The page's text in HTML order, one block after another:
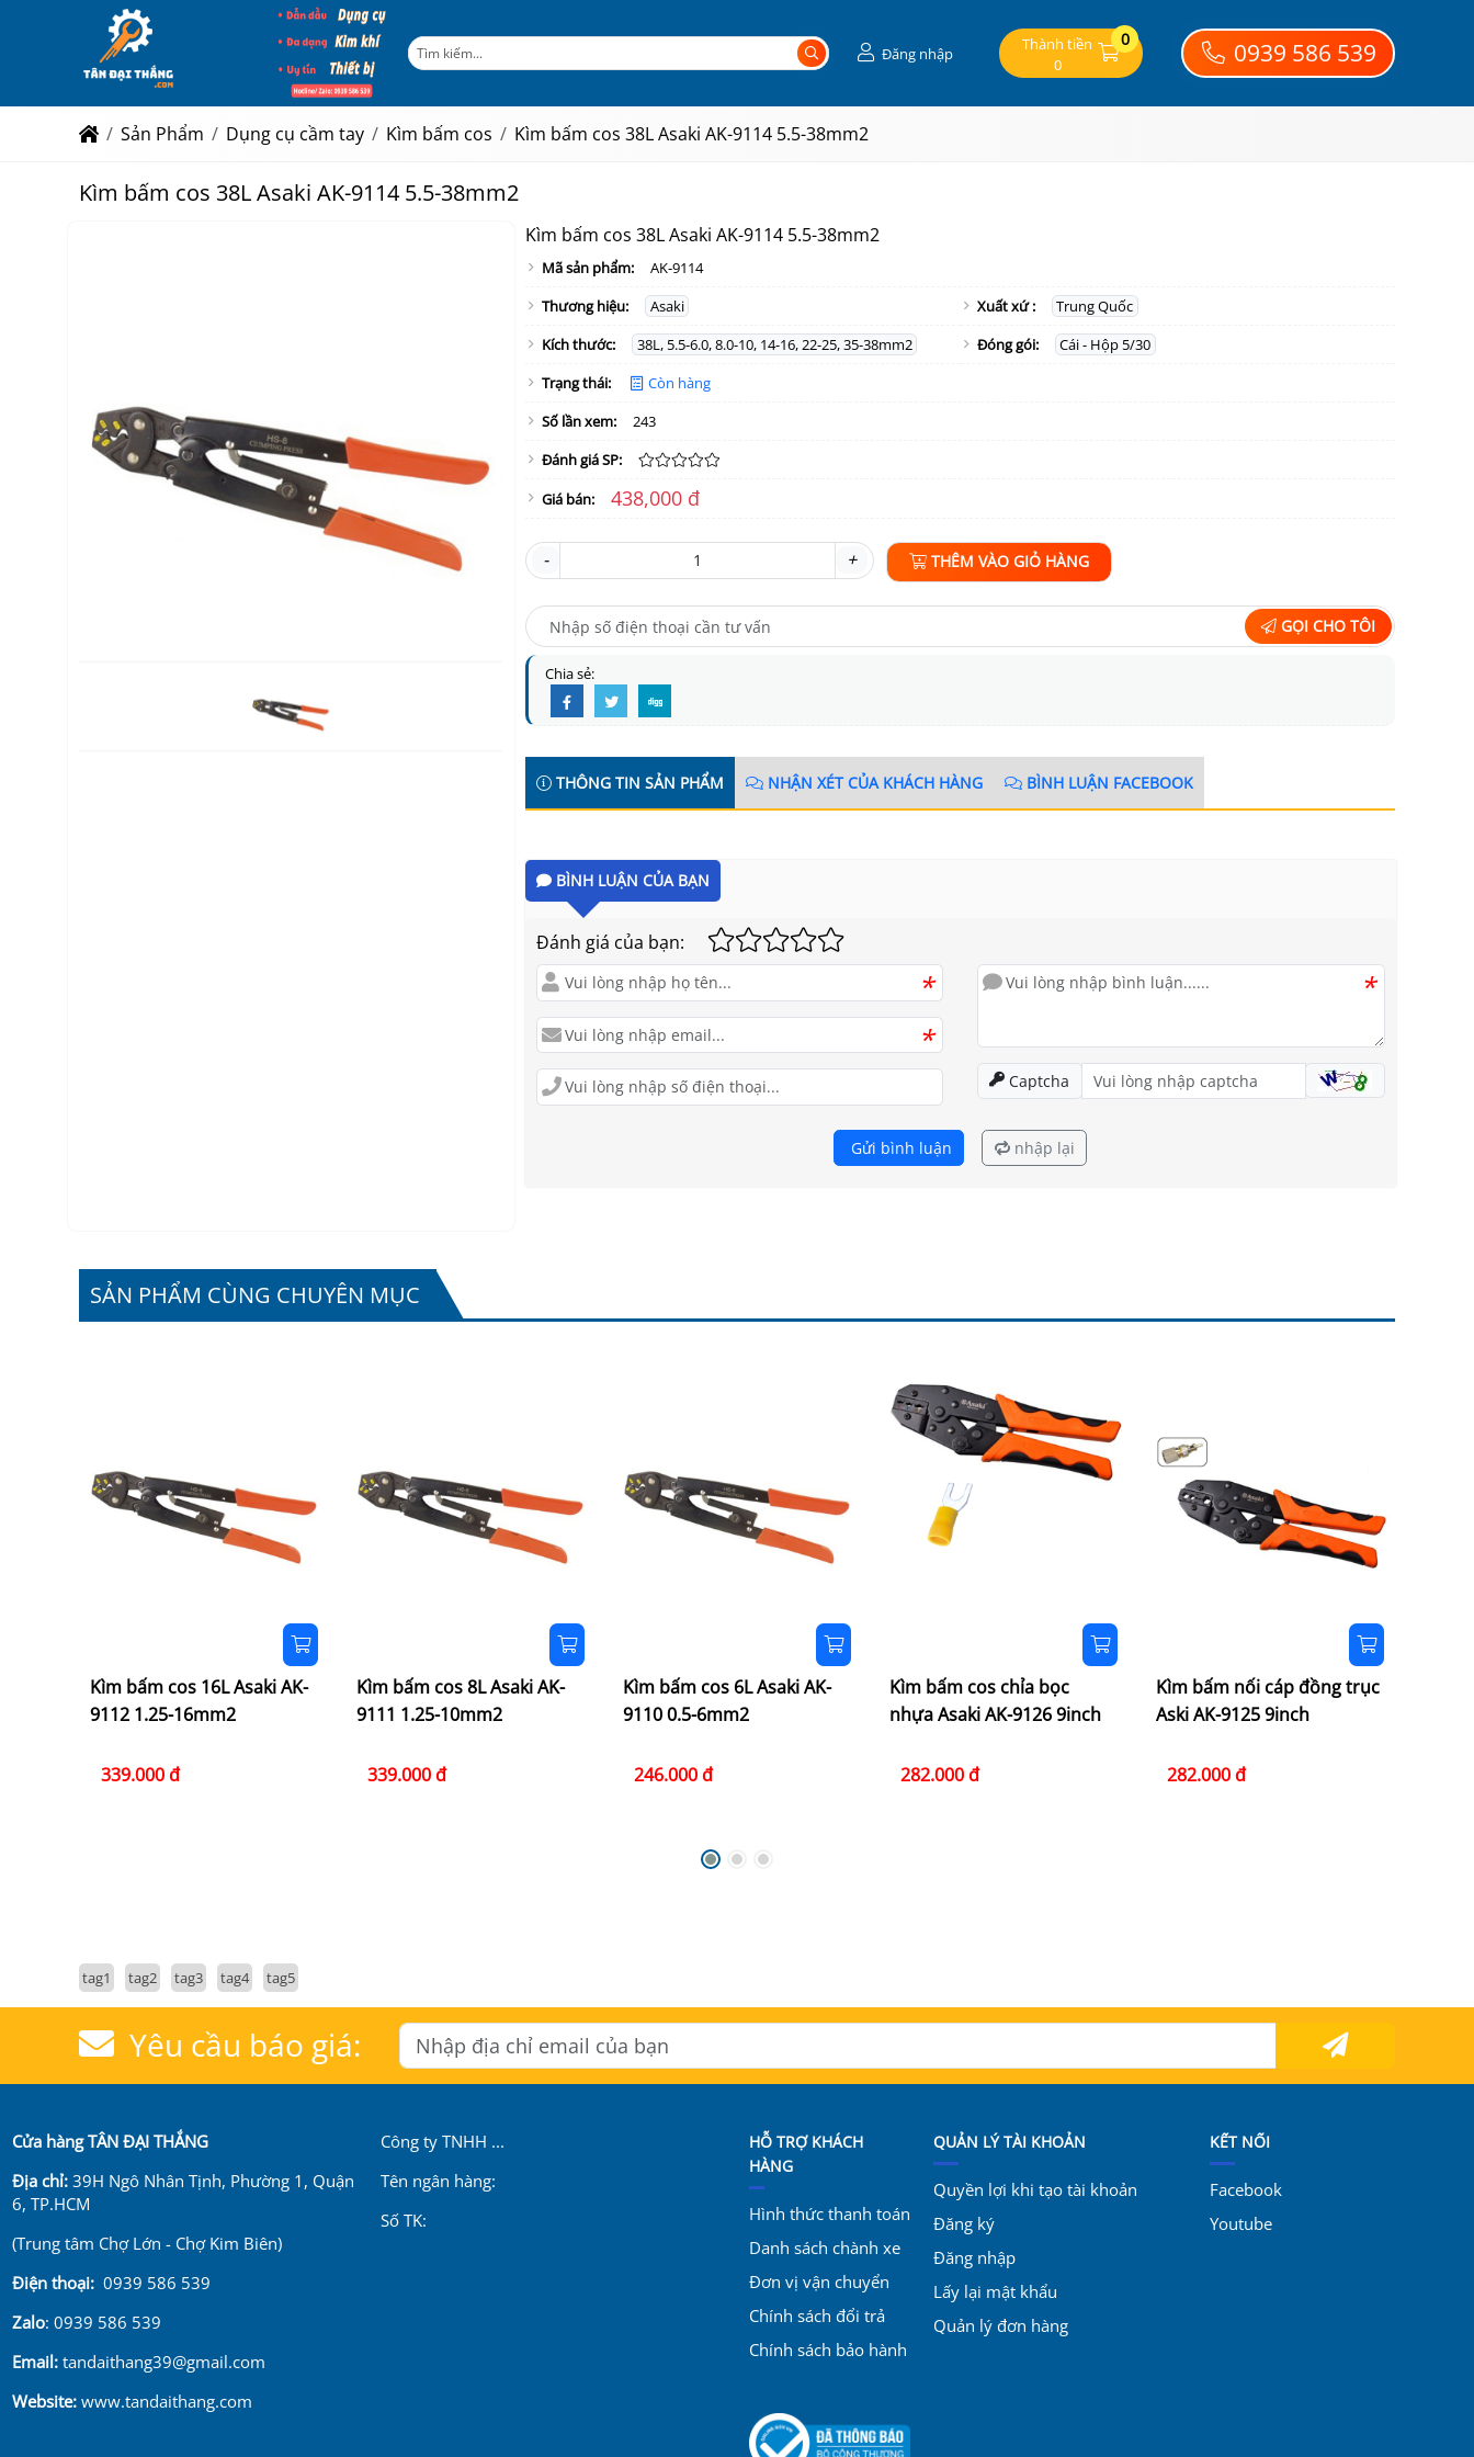
Đăng nhập
Thành tiền
0
0 0939 586 539
Sản Phẩm Dụng cụ cầm tay Kìm bấm cos Kìm bấm cos 38L Asaki AK-9114 5.5-38mm2
Kìm bấm cos 38L Asaki AK-9114 5.5-38mm2
Kìm bấm cos 38L Asaki AK-9114 5.5-38mm2
Mã sản phẩm:
AK-9114
Thương hiệu:
Asaki Xuất xứ :
Trung Quốc
Kích thước:
38L, 5.5-6.0, 8.0-10, 14-16, 22-25, 35-38mm2 Đóng gói:
Cái - Hộp 5/30
Trạng thái:
Còn hàng
Số lần xem:
243
Đánh giá SP:
Giá bán:
438,000 đ
- + THÊM VÀO GIỎ HÀNG
GỌI CHO TÔI
Chia sẻ:
THÔNG TIN SẢN PHẨM NHẬN XÉT CỦA KHÁCH HÀNG BÌNH LUẬN FACEBOOK
BÌNH LUẬN CỦA BẠN
Đánh giá của bạn:
*
*
*
Captcha
Gửi bình luận nhập lại
SẢN PHẨM CÙNG CHUYÊN MỤC
Kìm bấm cos 16L Asaki AK-
9112 1.25-16mm2
339.000 đ
Kìm bấm cos 8L Asaki AK-
9111 1.25-10mm2
339.000 đ
Kìm bấm cos 6L Asaki AK-
9110 0.5-6mm2
246.000 đ
Kìm bấm cos chỉa bọc
nhựa Asaki AK-9126 9inch
282.000 đ
Kìm bấm nối cáp đồng trục
Aski AK-9125 9inch
282.000 đ
tag1 tag2 tag3 tag4 tag5
Yêu cầu báo giá:
Cửa hàng TÂN ĐẠI THẮNG
Địa chỉ:39H Ngô Nhân Tịnh, Phường 1, Quận
6, TP.HCM
(Trung tâm Chợ Lớn - Chợ Kim Biên)
Điện thoại: 0939 586 539
Zalo: 0939 586 539
Email:tandaithang39@gmail.com
Website:www.tandaithang.com
Công ty TNHH ...
Tên ngân hàng:
Số TK:
HỖ TRỢ KHÁCH
HÀNG
Hình thức thanh toán
Danh sách chành xe
Đơn vị vận chuyển
Chính sách đổi trả
Chính sách bảo hành
QUẢN LÝ TÀI KHOẢN
Quyền lợi khi tạo tài khoản
Đăng ký
Đăng nhập
Lấy lại mật khẩu
Quản lý đơn hàng
KẾT NỐI
Facebook
Youtube